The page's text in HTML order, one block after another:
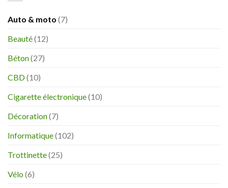
Auto & moto (7)
Beauté(12)
Béton(27)
CBD(10)
Cigarette électronique(10)
Décoration(7)
Informatique(102)
Trottinette(25)
Vélo(6)